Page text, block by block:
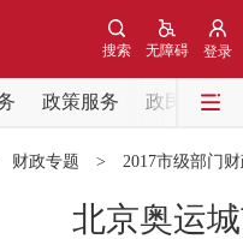
登录
无障碍
搜索
政策服务
政民互动
财政专题 > 2017市级部门
北京奥运